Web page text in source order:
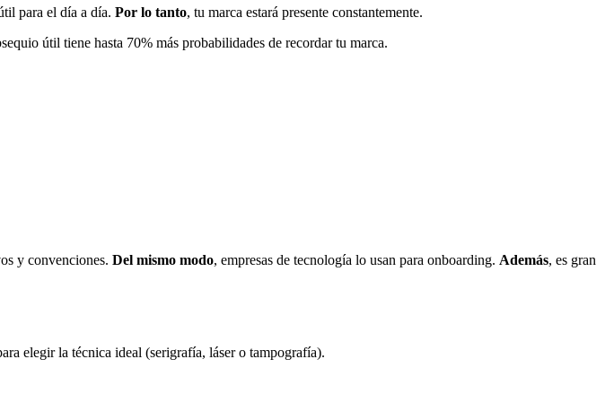
para el día a día. Por lo tanto, tu marca estará presente constantemente.
útil tiene hasta 70% más probabilidades de recordar tu marca.
y convenciones. Del mismo modo, empresas de tecnología lo usan para onboarding. Además, es gran
elegir la técnica ideal (serigrafía, láser o tampografía).